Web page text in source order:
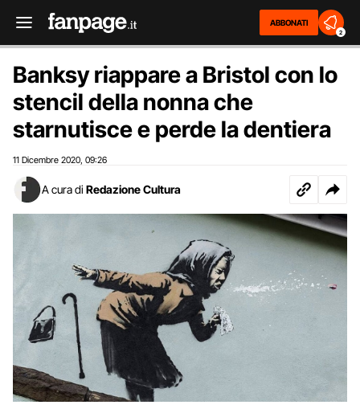
ABBONATI
2
Banksy riappare a Bristol con lo
stencil della nonna che
starnutisce e perde la dentiera
11 Dicembre 2020 09:26
A cura di Redazione Cultura